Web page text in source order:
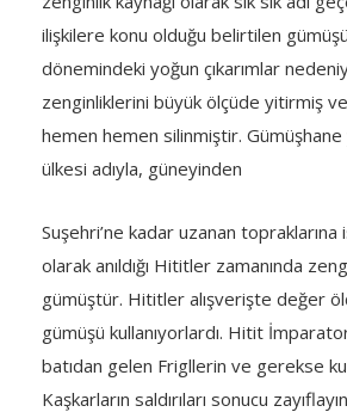
ilişkilere konu olduğu belirtilen
dönemindeki yoğun çıkarımlar
zenginliklerini büyük ölçüde yitirmiş ve
hemen hemen silinmiştir.
ülkesi adıyla, güneyinden
Suşehri’ne kadar uzanan
olarak anıldığı Hititler zamanında
gümüştür. Hititler alışverişte değer
gümüşü kullanıyorlardı. Hitit
batıdan gelen Frigllerin ve gerekse
Kaşkarların saldırıları sonucu